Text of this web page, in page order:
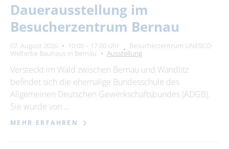
Dauerausstellung im
Besucherzentrum Bernau
07. August 2026 10:00 – 17:00 Uhr
Besucherzentrum UNESCO-
Welterbe Bauhaus in Bernau
Ausstellung
Versteckt im Wald zwischen Bernau und Wandlitz
befindet sich die ehemalige Bundesschule des
Allgemeinen Deutschen Gewerkschaftsbundes (ADGB).
Sie wurde von …
MEHR ERFAHREN